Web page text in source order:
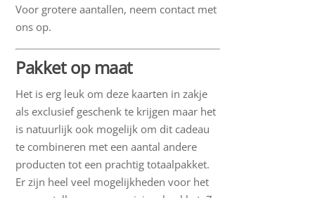
Voor grotere aantallen, neem contact met
ons op.
Pakket op maat
Het is erg leuk om deze kaarten in zakje
als exclusief geschenk te krijgen maar het
is natuurlijk ook mogelijk om dit cadeau
te combineren met een aantal andere
producten tot een prachtig totaalpakket.
Er zijn heel veel mogelijkheden voor het